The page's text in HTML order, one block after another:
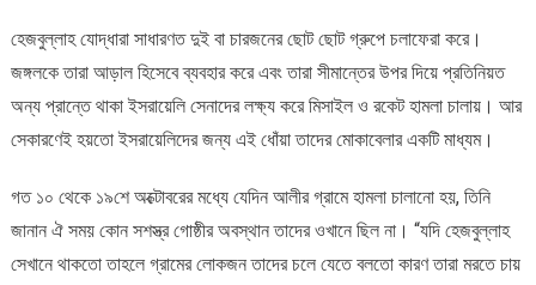
হেজবুল্লাহ যোদ্ধারা সাধারণত দুই বা চারজনের ছোট ছোট গ্রুপে চলাফেরা করে।
জঙ্গলকে তারা আড়াল হিসেবে ব্যবহার করে এবং তারা সীমান্তের উপর দিয়ে প্রতিনিয়ত
অন্য প্রান্তে থাকা ইসরায়েলি সেনাদের লক্ষ্য করে মিসাইল ও রকেট হামলা চালায়। আর
সেকারণেই হয়তো ইসরায়েলিদের জন্য এই ধোঁয়া তাদের মোকাবেলার একটি মাধ্যম।
গত ১০ থেকে ১৯শে অক্টোবরের মধ্যে যেদিন আলীর গ্রামে হামলা চালানো হয়, তিনি
জানান ঐ সময় কোন সশস্ত্র গোষ্ঠীর অবস্থান তাদের ওখানে ছিল না। “যদি হেজবুল্লাহ
সেখানে থাকতো তাহলে গ্রামের লোকজন তাদের চলে যেতে বলতো কারণ তারা মরতে চায়